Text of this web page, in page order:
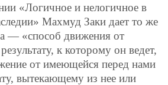
«Логичное и нелогичное в
Махмуд Заки дает то же
— «способ движения от
к которому он ведет,
от имеющейся перед нами
вытекающему из нее или